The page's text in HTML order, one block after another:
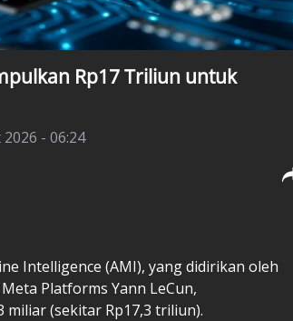
Rp17 Triliun untuk
- 06:24
Intelligence (AMI), yang didirikan oleh
Platforms Yann LeCun,
miliar (sekitar Rp17,3 triliun).